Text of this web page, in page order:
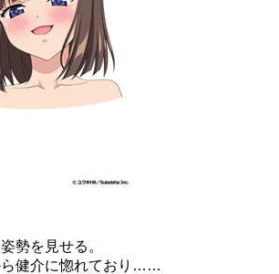
勢を見せる。
ら健介に惚れており……